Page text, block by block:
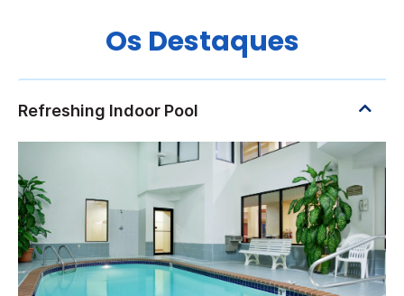
Os Destaques